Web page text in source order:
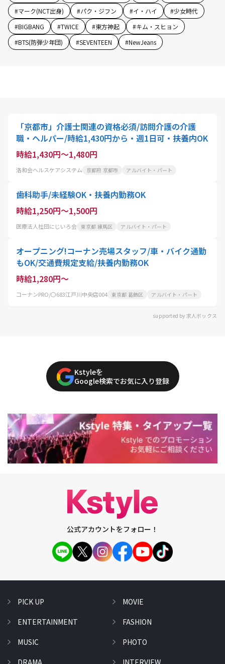
#マーク(NCT出身) #パク・ジフン #イ・ハイ #少女時代
#BIGBANG #TWICE #東方神起 #キム・スヒョン
#BTS(防弾少年団) #SEVENTEEN #NewJeans
「京都市」介護士関連の資格必須/訪問介護の介護
職・ヘルパー/時給1,430円から・週1日可・扶養内OK
時給1,430円～1,480円
洛和会ヘルスケアシステム 京都府 京都市 アルバイト・パート
歯科助手/未経験OK・扶養内勤務OK
時給1,250円～1,500円
医療法人社団にじいろ会 東京都 練馬区 アルバイト・パート
オープニング!コーナン売場スタッフ/車・バイク通勤
もOK/交通費規定支給/扶養内勤務OK
時給1,280円～
コーナンPRO/〇683江戸川中央店004 東京都 葛飾区 アルバイト・パート
supported by 求人ボックス
Kstyleを
Google検索でお気に入り登録
公式アカウントをフォロー！
PICK UP
ENTERTAINMENT
MUSIC
DRAMA
MOVIE
FASHION
PHOTO
INTERVIEW